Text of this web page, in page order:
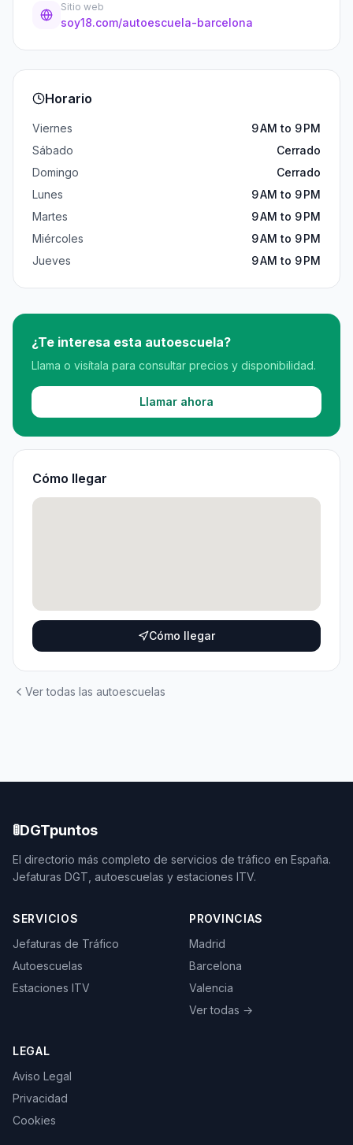
Sitio web
soy18.com/autoescuela-barcelona
Horario
Viernes
9 AM to 9 PM
Sábado
Cerrado
Domingo
Cerrado
Lunes
9 AM to 9 PM
Martes
9 AM to 9 PM
Miércoles
9 AM to 9 PM
Jueves
9 AM to 9 PM
¿Te interesa esta autoescuela?
Llama o visítala para consultar precios y disponibilidad.
Llamar ahora
Cómo llegar
Cómo llegar
Ver todas las autoescuelas
🚦DGTpuntos
El directorio más completo de servicios de tráfico en España.
Jefaturas DGT, autoescuelas y estaciones ITV.
SERVICIOS
Jefaturas de Tráfico
Autoescuelas
Estaciones ITV
PROVINCIAS
Madrid
Barcelona
Valencia
Ver todas →
LEGAL
Aviso Legal
Privacidad
Cookies